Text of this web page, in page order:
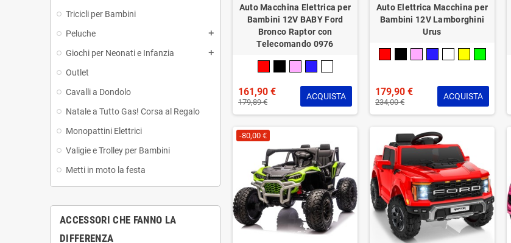
Tricicli per Bambini
Peluche
add
Giochi per Neonati e Infanzia add
Outlet
Cavalli a Dondolo
Natale a Tutto Gas! Corsa al Regalo
Monopattini Elettrici
Valigie e Trolley per Bambini
Metti in moto la festa
ACCESSORI CHE FANNO LA
DIFFERENZA
Auto Macchina Elettrica per
Bambini 12V BABY Ford
Bronco Raptor con
Telecomando 0976
161,90 €
179,89 €
ACQUISTA
Auto Elettrica Macchina per
Bambini 12V Lamborghini
Urus
179,90 €
234,00 €
ACQUISTA
-80,00 €